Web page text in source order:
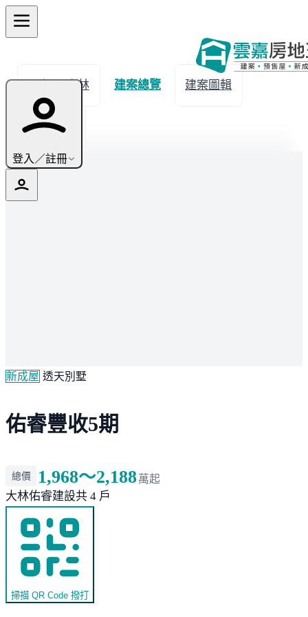
登入／註冊
← 返回大林 建案總覽 建案圖輯
生活機能
新成屋 透天別墅
佑睿豐收5期
總價 1,968～2,188萬起
大林佑睿建設共 4 戶
掃描 QR Code 撥打